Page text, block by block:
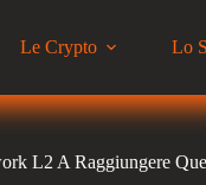
Le Crypto Lo
L2 A Raggiungere